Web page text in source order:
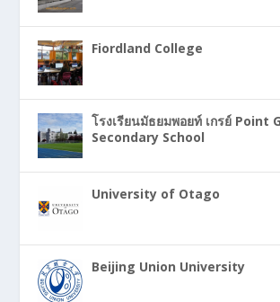
Fiordland College
โรงเรียนมัธยมพอยท์ เกรย์ Point
Secondary School
University of Otago
Beijing Union University